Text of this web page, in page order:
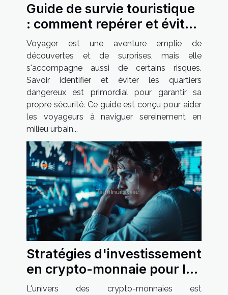
Guide de survie touristique
: comment repérer et éviter
les quartiers dangereux
Voyager est une aventure emplie de
découvertes et de surprises, mais elle
s'accompagne aussi de certains risques.
Savoir identifier et éviter les quartiers
dangereux est primordial pour garantir sa
propre sécurité. Ce guide est conçu pour aider
les voyageurs à naviguer sereinement en
milieu urbain...
Stratégies d'investissement
en crypto-monnaie pour les
marchés émergents en
L'univers des crypto-monnaies est